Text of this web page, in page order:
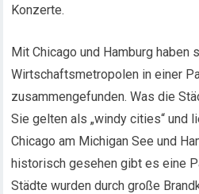
Konzerte.
Mit Chicago und Hamburg
Wirtschaftsmetropolen in einer
zusammengefunden. Was die
Sie gelten als „windy cities“ und
Chicago am Michigan See und
historisch gesehen gibt es eine
Städte wurden durch große